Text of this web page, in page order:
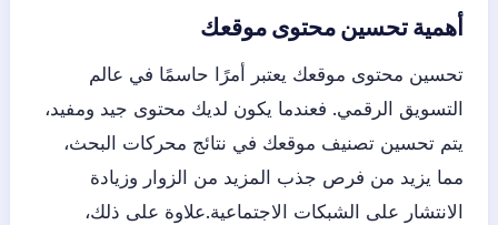
أهمية تحسين محتوى موقعك
تحسين محتوى موقعك يعتبر أمرًا حاسمًا في عالم
التسويق الرقمي. فعندما يكون لديك محتوى جيد ومفيد،
يتم تحسين تصنيف موقعك في نتائج محركات البحث،
مما يزيد من فرص جذب المزيد من الزوار وزيادة
الانتشار على الشبكات الاجتماعية.علاوة على ذلك،